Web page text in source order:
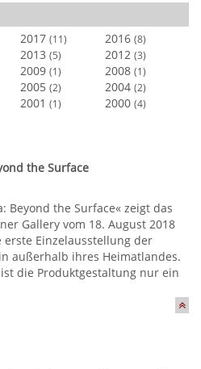
2017 (11) 2016 (8)
2013 (5) 2012 (3)
2009 (1) 2008 (1)
2005 (2) 2004 (2)
2001 (1) 2000 (4)
the Surface
Beyond the Surface« zeigt das
Gallery vom 18. August 2018
erste Einzelausstellung der
außerhalb ihres Heimatlandes.
die Produktgestaltung nur ein